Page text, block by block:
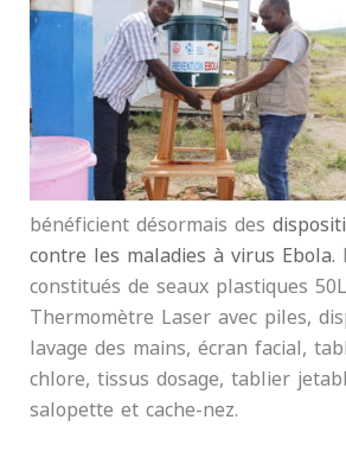
bénéficient désormais des
contre les maladies à virus Ebola.
constitués de seaux plastiques
Thermomètre Laser avec piles,
lavage des mains, écran facial,
chlore, tissus dosage, tablier
salopette et cache-nez.